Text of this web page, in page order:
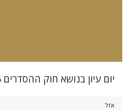
יום עיון בנושא חוק ההסדרים 2025
אזל